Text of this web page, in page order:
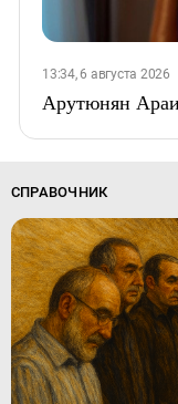
13:34, 6 августа 2026
Арутюнян
СПРАВОЧНИК